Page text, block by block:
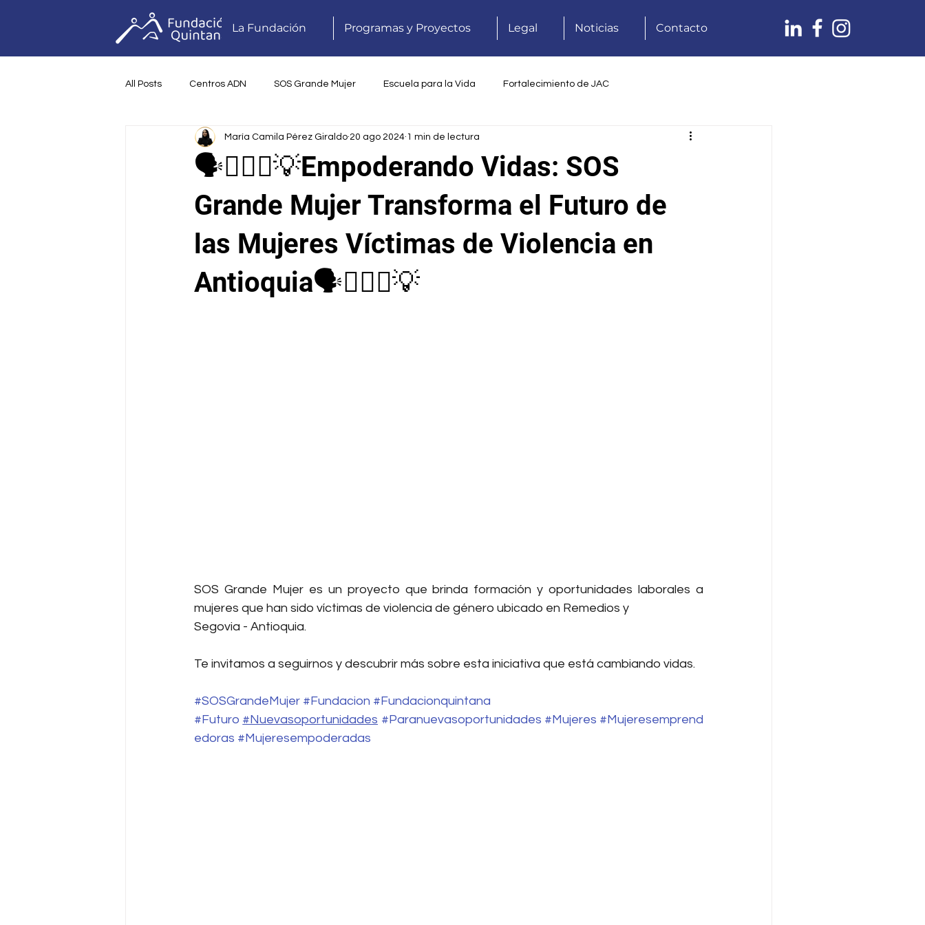
La Fundación Programas y Proyectos Legal Noticias Contacto
All Posts Centros ADN SOS Grande Mujer Escuela para la Vida Fortalecimiento de JAC
Formación artística Guitamboreros Memorias de vida Gallinas Ponedoras Productivas Proyecto Remedios Sustentable
Mujer Emprende en Red Semillero Jugar para Crecer FotografiArte Proyecto Grandes Rapaces
Proyectos en General Alianzas
🗣️🧍🏻‍♀️💡Empoderando Vidas: SOS
Grande Mujer Transforma el Futuro de
las Mujeres Víctimas de Violencia en
Antioquia🗣️🧍🏻‍♀️💡
María Camila Pérez Giraldo 20 ago 2024 1 min de lectura
SOS Grande Mujer es un proyecto que brinda formación y oportunidades laborales a
mujeres que han sido víctimas de violencia de género ubicado en Remedios y
Segovia - Antioquia.
Te invitamos a seguirnos y descubrir más sobre esta iniciativa que está cambiando vidas.
#SOSGrandeMujer #Fundacion #Fundacionquintana
#Futuro #Nuevasoportunidades #Paranuevasoportunidades #Mujeres #Mujeresemprend
edoras #Mujeresempoderadas